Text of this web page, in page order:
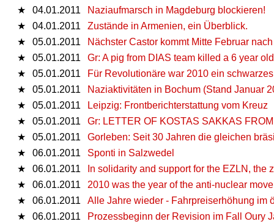
★
04.01.2011
Naziaufmarsch in Magdeburg blockieren!
★
04.01.2011
Zustände in Armenien, ein Überblick.
★
05.01.2011
Nächster Castor kommt Mitte Februar
★
05.01.2011
Gr: A pig from DIAS team killed a 6 year
★
05.01.2011
Für Revolutionäre war 2010 ein
★
05.01.2011
Naziaktivitäten in Bochum (Stand Januar
★
05.01.2011
Leipzig: Frontberichterstattung vom Kreuz
★
05.01.2011
Gr: LETTER OF KOSTAS SAKKAS
★
05.01.2011
Gorleben: Seit 30 Jahren die gleichen
★
06.01.2011
Sponti in Salzwedel
★
06.01.2011
In solidarity and support for the EZLN,
★
06.01.2011
2010 was the year of the anti-nuclear
★
06.01.2011
Alle Jahre wieder - Fahrpreiserhöhung im
★
06.01.2011
Prozessbeginn der Revision im Fall Oury